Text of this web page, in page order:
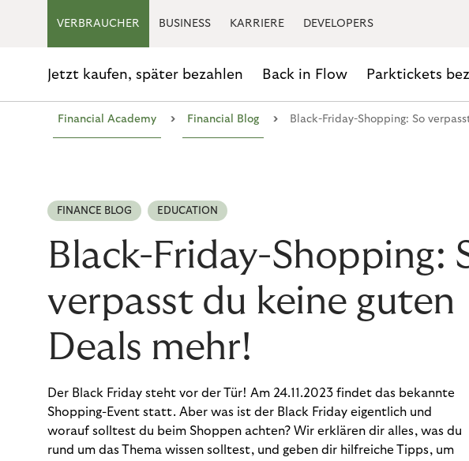
VERBRAUCHER BUSINESS KARRIERE DEVELOPERS
Jetzt kaufen, später bezahlen Back in Flow Parktickets
Financial Academy › Financial Blog › Black-Friday-Shopping: So
FINANCE BLOG EDUCATION
Black-Friday-Shopping:
verpasst du keine guten
Deals mehr!
Der Black Friday steht vor der Tür! Am 24.11.2023 findet das bekannte
Shopping-Event statt. Aber was ist der Black Friday eigentlich und
worauf solltest du beim Shoppen achten? Wir erklären dir alles, was du
rund um das Thema wissen solltest, und geben dir hilfreiche Tipps, um